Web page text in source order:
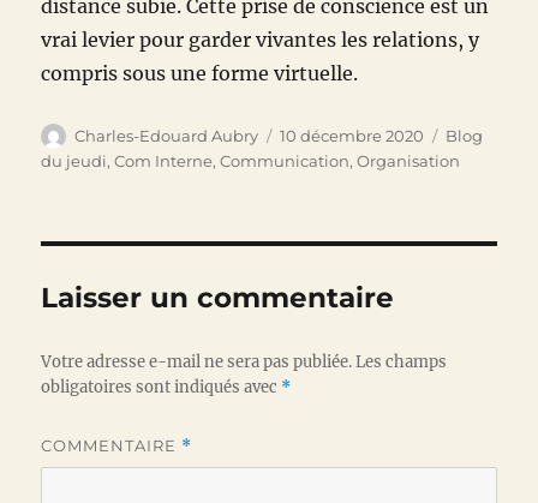
distance subie. Cette prise de conscience est un
vrai levier pour garder vivantes les relations, y
compris sous une forme virtuelle.
Auteur
Charles-Edouard Aubry
Publié
le
10 décembre 2020 Catégories
Blog
du jeudi,Com Interne,Communication,Organisation
Laisser un commentaire
Votre adresse e-mail ne sera pas publiée. Les champs
obligatoires sont indiqués avec *
COMMENTAIRE *